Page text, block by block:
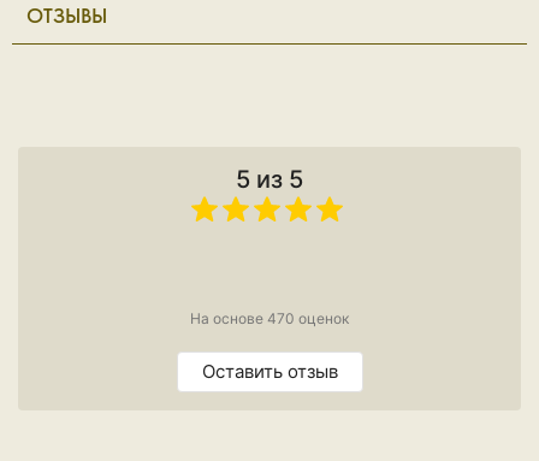
ОТЗЫВЫ
5 из 5
На основе 470 оценок
Оставить отзыв